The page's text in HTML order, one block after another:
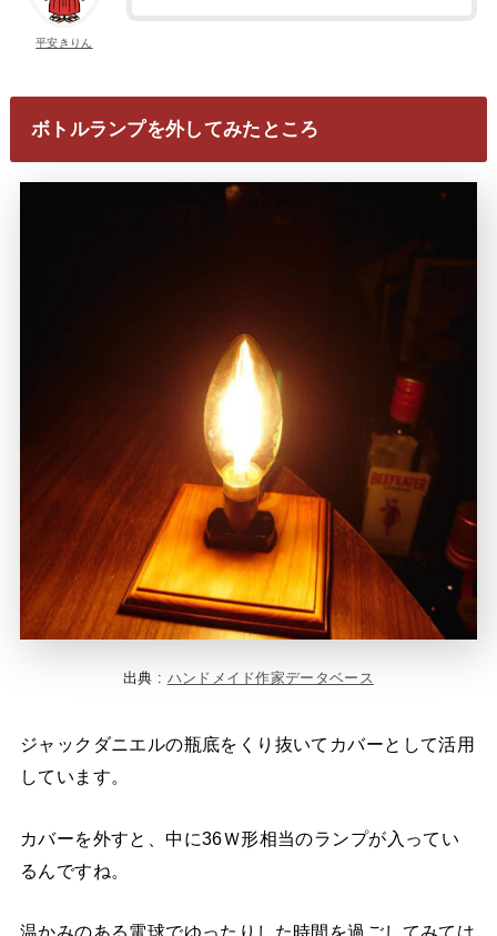
平安きりん
ボトルランプを外してみたところ
出典 : ハンドメイド作家データベース
ジャックダニエルの瓶底をくり抜いてカバーとして活用
しています。
カバーを外すと、中に36Ｗ形相当のランプが入ってい
るんですね。
温かみのある電球でゆったりした時間を過ごしてみては